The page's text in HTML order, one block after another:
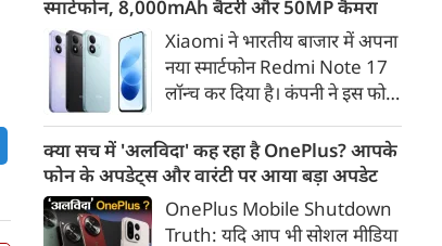
स्मार्टफोन, 8,000mAh बैटरी और 50MP कैमरा
Xiaomi ने भारतीय बाजार में अपना
नया स्मार्टफोन Redmi Note 17
लॉन्च कर दिया है। कंपनी ने इस फोन
डिस्प्ले, 8,000mAh की बड़ी बैटरी
और Qualcomm Snapdragon
चिपसेट के साथ पेश किया है। फोन में
50MP का मेन कैमरा दिया गया है।
क्या सच में 'अलविदा' कह रहा है OnePlus? आपके
फोन के अपडेट्स और वारंटी पर आया बड़ा अपडेट
OnePlus Mobile Shutdown
Truth: यदि आप भी सोशल मीडिया